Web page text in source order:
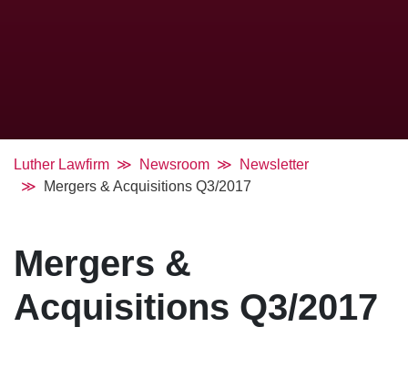
Luther Lawfirm Newsroom
Newsletter
Mergers & Acquisitions Q3/2017
Mergers &
Acquisitions Q3/2017